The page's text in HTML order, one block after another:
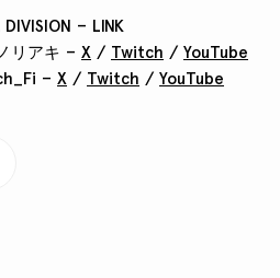
DIVISION – LINK
リアキ – X / Twitch / YouTube
– X / Twitch / YouTube